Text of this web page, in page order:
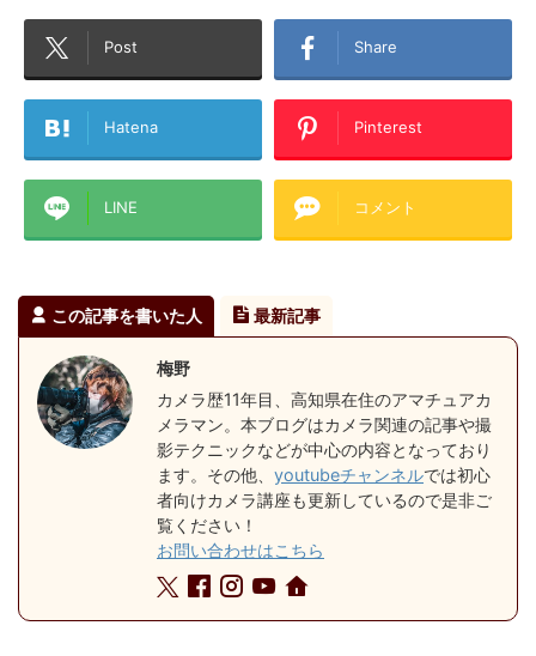
Post Share
Hatena Pinterest
LINE コメント
この記事を書いた人 最新記事
梅野
カメラ歴11年目、高知県在住のアマチュアカ
メラマン。本ブログはカメラ関連の記事や撮
影テクニックなどが中心の内容となっており
ます。その他、 youtubeチャンネルでは初心
者向けカメラ講座も更新しているので是非ご
覧ください！
お問い合わせはこちら